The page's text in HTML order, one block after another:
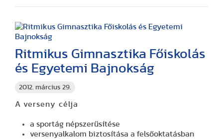
2012. március 29.
Ritmikus Gimnasztika Főiskolás
és Egyetemi Bajnokság
A verseny célja
a sportág népszerűsítése
versenyalkalom biztosítása a felsőoktatásban